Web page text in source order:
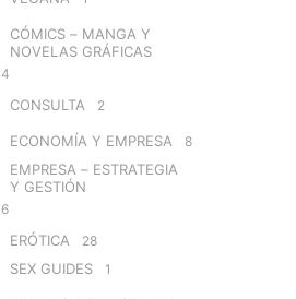
CÓMICS – MANGA Y
NOVELAS GRÁFICAS
4
CONSULTA 2
ECONOMÍA Y EMPRESA 8
EMPRESA – ESTRATEGIA
Y GESTIÓN
6
ERÓTICA 28
SEX GUIDES 1